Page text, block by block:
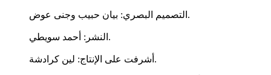
التصميم البصري: بيان حبيب وجنى عوض.
النشر: أحمد سويطي.
أشرفت على الإنتاج: لين كرادشة.